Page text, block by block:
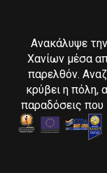
Ανακάλυψε
Χανίων μέσα
παρελθόν.
κρύβει η πόλη,
παραδόσεις που